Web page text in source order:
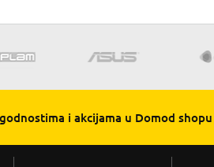
i akcijama u Domod shopu